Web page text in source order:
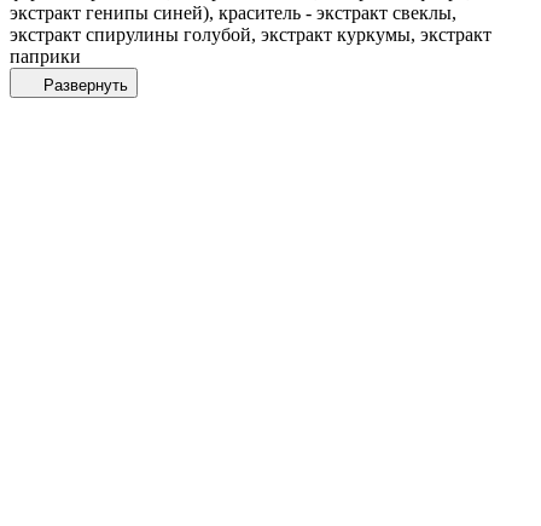
экстракт генипы синей), краситель - экстракт свеклы,
экстракт спирулины голубой, экстракт куркумы, экстракт
паприки
Развернуть